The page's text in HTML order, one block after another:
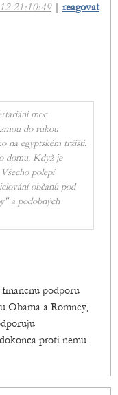
21:10:49| reagovat
moc
do rukou
na egyptském tržišti.
domu. Když je
polepí
občanů pod
a podobných
podporu
Obama a Romney,
proti nemu